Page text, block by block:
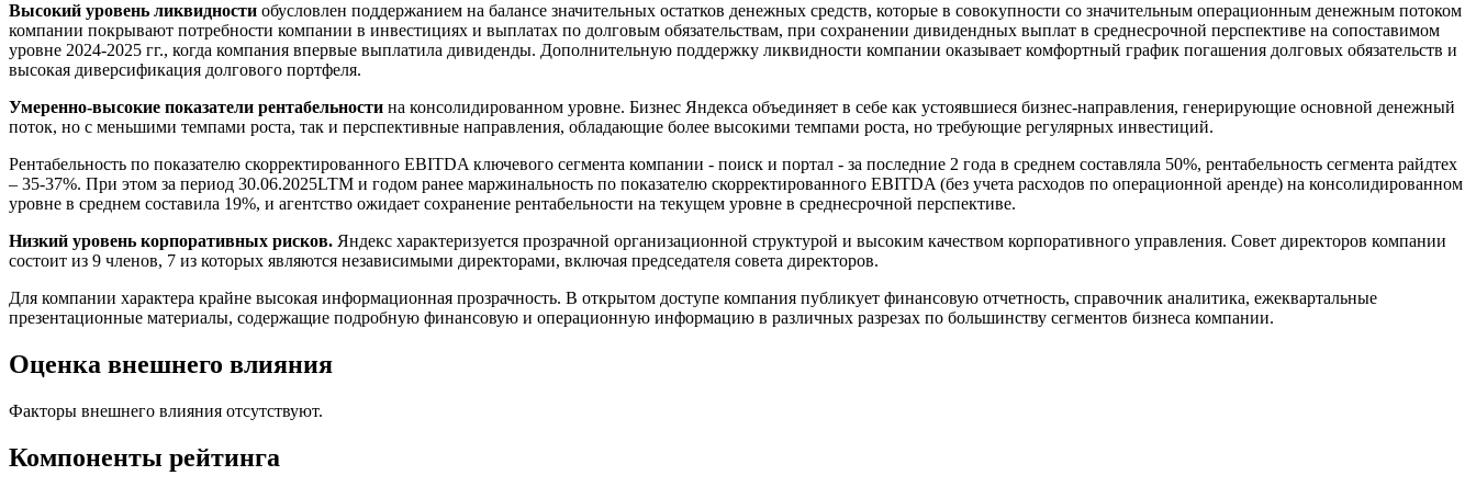
Высокий уровень ликвидности обусловлен поддержанием на балансе значительных остатков денежных средств, которые в совокупности со значительным операционным денежным потоком
компании покрывают потребности компании в инвестициях и выплатах по долговым обязательствам, при сохранении дивидендных выплат в среднесрочной перспективе на сопоставимом
уровне 2024-2025 гг., когда компания впервые выплатила дивиденды. Дополнительную поддержку ликвидности компании оказывает комфортный график погашения долговых обязательств и
высокая диверсификация долгового портфеля.
Умеренно-высокие показатели рентабельности на консолидированном уровне. Бизнес Яндекса объединяет в себе как устоявшиеся бизнес-направления, генерирующие основной денежный
поток, но с меньшими темпами роста, так и перспективные направления, обладающие более высокими темпами роста, но требующие регулярных инвестиций.
Рентабельность по показателю скорректированного EBITDA ключевого сегмента компании - поиск и портал - за последние 2 года в среднем составляла 50%, рентабельность сегмента райдтех
– 35-37%. При этом за период 30.06.2025LTM и годом ранее маржинальность по показателю скорректированного EBITDA (без учета расходов по операционной аренде) на консолидированном
уровне в среднем составила 19%, и агентство ожидает сохранение рентабельности на текущем уровне в среднесрочной перспективе.
Низкий уровень корпоративных рисков. Яндекс характеризуется прозрачной организационной структурой и высоким качеством корпоративного управления. Совет директоров компании
состоит из 9 членов, 7 из которых являются независимыми директорами, включая председателя совета директоров.
Для компании характера крайне высокая информационная прозрачность. В открытом доступе компания публикует финансовую отчетность, справочник аналитика, ежеквартальные
презентационные материалы, содержащие подробную финансовую и операционную информацию в различных разрезах по большинству сегментов бизнеса компании.
Оценка внешнего влияния
Факторы внешнего влияния отсутствуют.
Компоненты рейтинга